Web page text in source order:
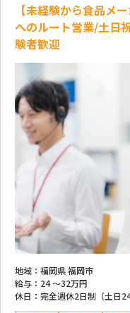
【未経験から食品メ
へのルート営業/土日
験者歓迎
地域： 福岡県 福岡市
給与： 24 ～32万円
休日： 完全週休2日制（土日